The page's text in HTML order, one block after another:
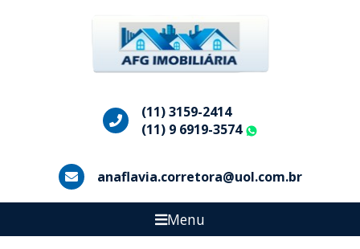
(11) 3159-2414
(11) 9 6919-3574
anaflavia.corretora@uol.com.br
Menu